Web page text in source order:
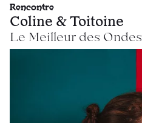
Rencontre
Coline & Toitoine
Le Meilleur des Ondes